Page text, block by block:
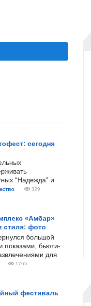
сегодня
“Надежда” и
329
«Амбар»
стиля: фото
большой
показами, бьюти-
для
1765
фестиваль